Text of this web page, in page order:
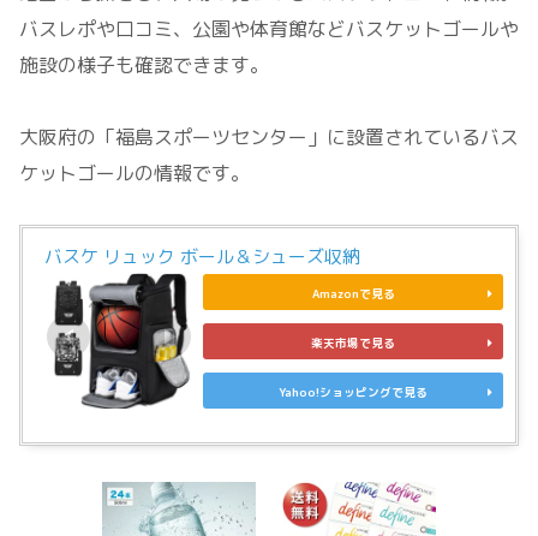
バスレポや口コミ、公園や体育館などバスケットゴールや
施設の様子も確認できます。
大阪府の「福島スポーツセンター」に設置されているバス
ケットゴールの情報です。
バスケ リュック ボール＆シューズ収納
Amazonで見る
楽天市場で見る
Yahoo!ショッピングで見る